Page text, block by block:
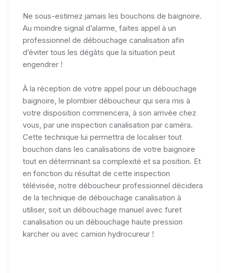
Ne sous-estimez jamais les bouchons de baignoire.
Au moindre signal d’alarme, faites appel à un
professionnel de débouchage canalisation afin
d’éviter tous les dégâts que la situation peut
engendrer !
À la réception de votre appel pour un débouchage
baignoire, le plombier déboucheur qui sera mis à
votre disposition commencera, à son arrivée chez
vous, par une inspection canalisation par caméra.
Cette technique lui permettra de localiser tout
bouchon dans les canalisations de votre baignoire
tout en déterminant sa complexité et sa position. Et
en fonction du résultat de cette inspection
télévisée, notre déboucheur professionnel décidera
de la technique de débouchage canalisation à
utiliser, soit un débouchage manuel avec furet
canalisation ou un débouchage haute pression
karcher ou avec camion hydrocureur !